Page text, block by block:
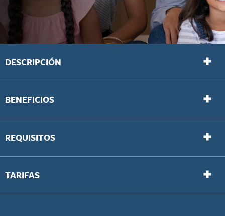
DESCRIPCIÓN
BENEFICIOS
REQUISITOS
TARIFAS